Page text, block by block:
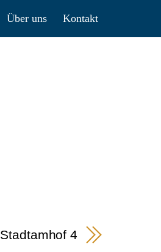
Über uns Kontakt
Stadtamhof 4